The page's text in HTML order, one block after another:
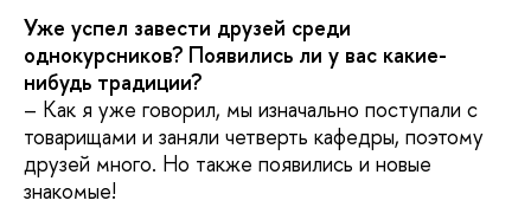
Уже успел завести друзей среди
однокурсников? Появились ли у вас какие-
нибудь традиции?
– Как я уже говорил, мы изначально поступали с
товарищами и заняли четверть кафедры, поэтому
друзей много. Но также появились и новые
знакомые!